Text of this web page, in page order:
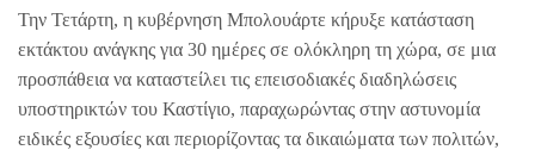
Την Τετάρτη, η κυβέρνηση Μπολουάρτε κήρυξε κατάσταση
εκτάκτου ανάγκης για 30 ημέρες σε ολόκληρη τη χώρα, σε μια
προσπάθεια να καταστείλει τις επεισοδιακές διαδηλώσεις
υποστηρικτών του Καστίγιο, παραχωρώντας στην αστυνομία
ειδικές εξουσίες και περιορίζοντας τα δικαιώματα των πολιτών,